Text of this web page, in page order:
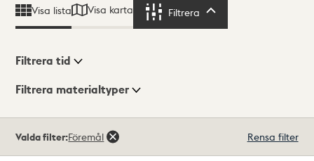
Visa lista Visa karta Filtrera
Visningsläge
Filtrera tid
Filtrera materialtyper
träffar
Valda filter:Föremål Rensa filter